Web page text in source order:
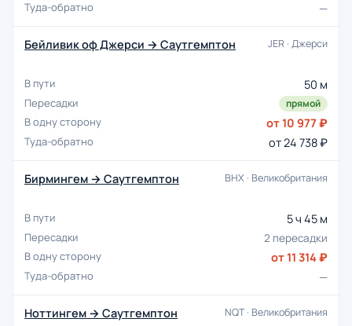
—
Бейливик оф Джерси → Саутгемптон JER · Джерси
50 м
прямой
от 10 977 ₽
от 24 738 ₽
Бирмингем → Саутгемптон BHX · Великобритания
5 ч 45 м
2 пересадки
от 11 314 ₽
—
Ноттингем → Саутгемптон NQT · Великобритания